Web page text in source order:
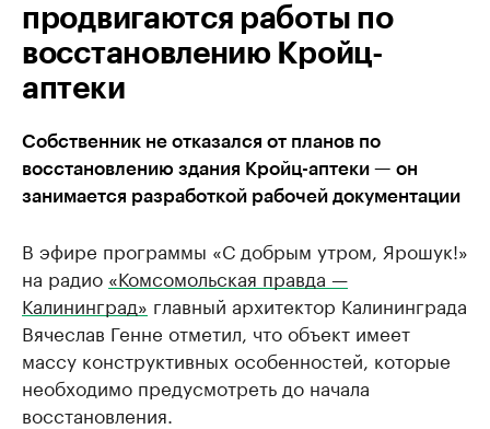
продвигаются работы по
восстановлению Кройц-
аптеки
Собственник не отказался от планов по
восстановлению здания Кройц-аптеки — он
занимается разработкой рабочей документации
В эфире программы «С добрым утром, Ярошук!»
на радио «Комсомольская правда —
Калининград» главный архитектор Калининграда
Вячеслав Генне отметил, что объект имеет
массу конструктивных особенностей, которые
необходимо предусмотреть до начала
восстановления.